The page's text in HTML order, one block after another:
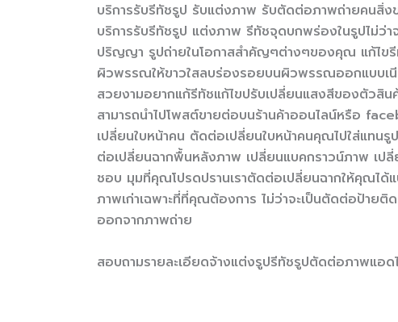
บริการรับรีทัชรูป รับแต่งภาพ รับตัดต่อภาพถ่ายคนสิ่ง
บริการรับรีทัชรูป แต่งภาพ รีทัชจุดบกพร่องในรูปไม่ว่
ปริญญา รูปถ่ายในโอกาสสำคัญๆต่างๆของคุณ แก้ไขรี
ผิวพรรณให้ขาวใสลบร่องรอยบนผิวพรรณออกแบบเ
สวยงามอยากแก้รีทัชแก้ไขปรับเปลี่ยนแสงสีของตัวสิ
สามารถนำไปโพสต์ขายต่อบนร้านค้าออนไลน์หรือ
เปลี่ยนใบหน้าคน ตัดต่อเปลี่ยนใบหน้าคนคุณไปใส่แทน
ต่อเปลี่ยนฉากพื้นหลังภาพ เปลี่ยนแบคกราวน์ภาพ เป
ชอบ มุมที่คุณโปรดปรานเราตัดต่อเปลี่ยนฉากให้คุณได้
ภาพเก่าเฉพาะที่ที่คุณต้องการ ไม่ว่าจะเป็นตัดต่อป้าย
ออกจากภาพถ่าย
สอบถามรายละเอียดจ้างแต่งรูปรีทัชรูปตัดต่อภาพแอ